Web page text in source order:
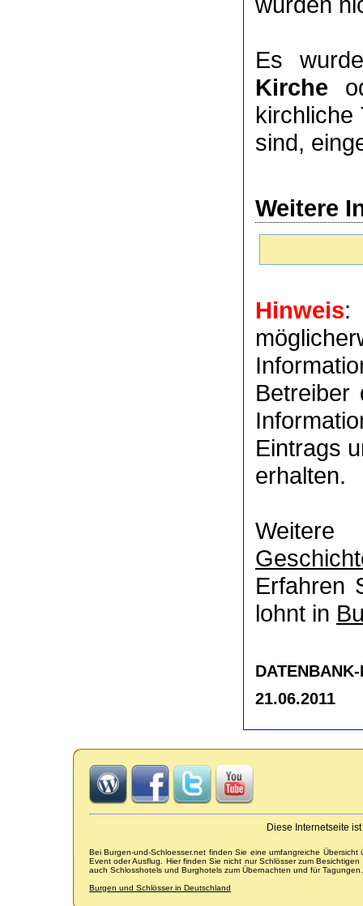
Es
Kirche
kirchliche
sind,
Weitere
Hinweis:
Eintrags
erhalten.
Erfahren
lohnt in
21.06.2011
Diese Internetseite
Bei Burgen-und-Schloesser.net finden Sie eine umfangreiche
Event oder Ausflug. Hier finden Sie nicht nur Schlösser zum
auch Schlosshotels und Burghotels zum Übernachten und für Tagungen.
Burgen und Schlösser in Deutschland